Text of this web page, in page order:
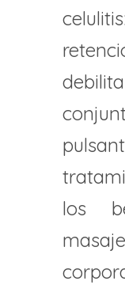
los